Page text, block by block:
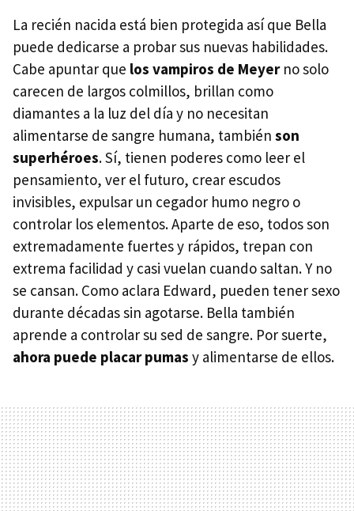
La recién nacida está bien protegida así que Bella
puede dedicarse a probar sus nuevas habilidades.
Cabe apuntar que los vampiros de Meyerno solo
carecen de largos colmillos, brillan como
diamantes a la luz del día y no necesitan
alimentarse de sangre humana, también son
superhéroes. Sí, tienen poderes como leer el
pensamiento, ver el futuro, crear escudos
invisibles, expulsar un cegador humo negro o
controlar los elementos. Aparte de eso, todos son
extremadamente fuertes y rápidos, trepan con
extrema facilidad y casi vuelan cuando saltan. Y no
se cansan. Como aclara Edward, pueden tener sexo
durante décadas sin agotarse. Bella también
aprende a controlar su sed de sangre. Por suerte,
ahora puede placar pumas y alimentarse de ellos.